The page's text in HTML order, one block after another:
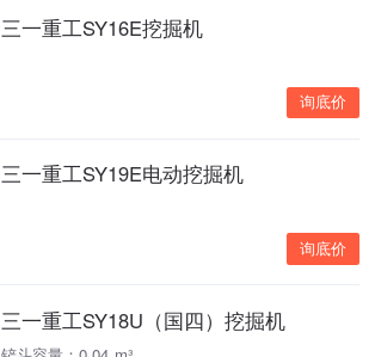
三一重工SY16E挖掘机
询底价
三一重工SY19E电动挖掘机
询底价
三一重工SY18U（国四）挖掘机